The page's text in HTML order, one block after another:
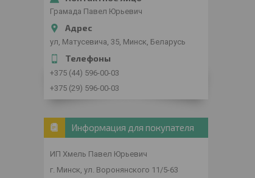
Грамада Павел Юрьевич
ул, Матусевича, 35, Минск, Беларусь
+375 (44) 596-00-03
+375 (29) 596-00-03
Информация для покупателя
ИП Хмель Павел Юрьевич
г. Минск, ул. Воронянского 11/5-63